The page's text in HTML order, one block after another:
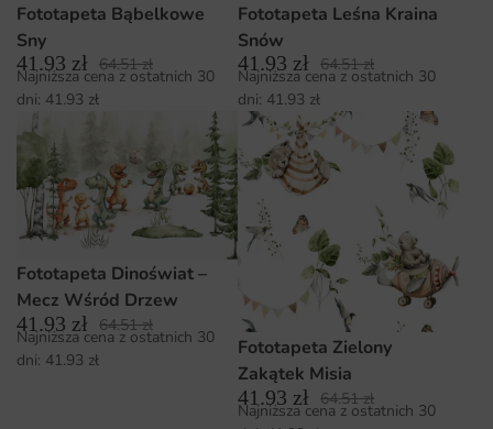
Fototapeta Bąbelkowe
Sny
41.93 zł 64.51zł
Najniższa cena z ostatnich 30
dni: 41.93 zł
Fototapeta Leśna Kraina
Snów
41.93 zł 64.51zł
Najniższa cena z ostatnich 30
dni: 41.93 zł
Fototapeta Dinoświat –
Mecz Wśród Drzew
41.93 zł 64.51zł
Najniższa cena z ostatnich 30
dni: 41.93 zł
Fototapeta Zielony
Zakątek Misia
41.93 zł 64.51zł
Najniższa cena z ostatnich 30